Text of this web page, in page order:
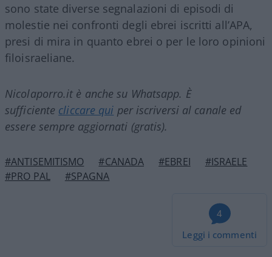
sono state diverse segnalazioni di episodi di
molestie nei confronti degli ebrei iscritti all’APA,
presi di mira in quanto ebrei o per le loro opinioni
filoisraeliane.
Nicolaporro.it è anche su Whatsapp. È
sufficiente cliccare qui per iscriversi al canale ed
essere sempre aggiornati (gratis).
#ANTISEMITISMO #CANADA #EBREI
#ISRAELE
#PRO PAL
#SPAGNA
4
Leggi i commenti